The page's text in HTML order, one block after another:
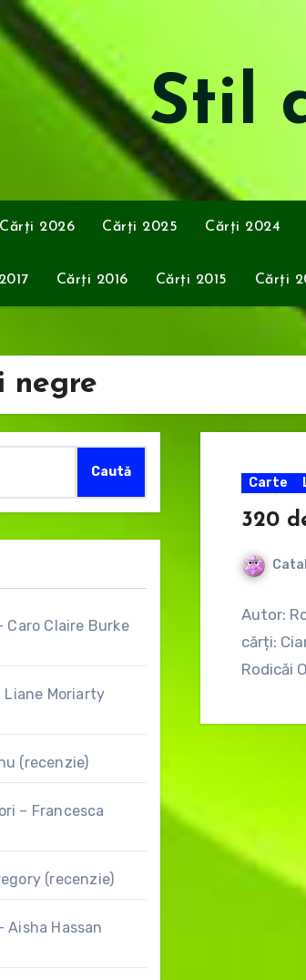
Stil
Cărți 2026 Cărți 2025 Cărți 2024
Cărți 2016 Cărți 2015 Cărți
negre
Caro Claire Burke
Moriarty
(recenzie)
– Francesca
(recenzie)
Aisha Hassan
Carte
320
Autor:
cărți:
Rodicăi